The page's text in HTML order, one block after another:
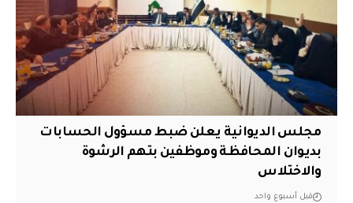
مجلس الديوانية يعلن ضبط مسؤول الحسابات
بديوان المحافظة وموظفين بتهم الرشوة
والاختلاس
قبل أسبوع واحد